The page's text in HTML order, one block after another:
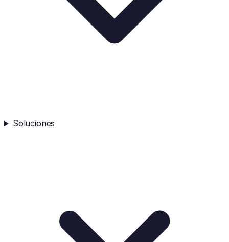
Soluciones